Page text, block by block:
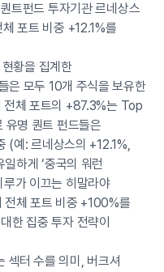
트펀드 투자기관 르네상스
포트 비중 +12.1%를
황을 집계한
은 모두 10개 주식을 보유한
전체 포트의 +87.3%는 Top
유명 퀀트 펀드들은
(예: 르네상스의 +12.1%,
하게 ‘중국의 워런
루가 이끄는 히말라야
전체 포트 비중 +100%를
한 집중 투자 전략이
섹터 수를 의미, 버크셔